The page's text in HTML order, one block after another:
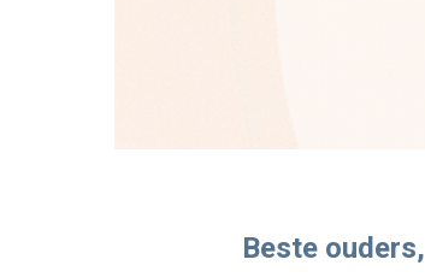
Beste ouders,